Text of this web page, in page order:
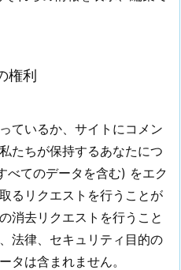
権利
ているか、サイトにコメン
たちが保持するあなたにつ
べてのデータを含む) をエク
るリクエストを行うことが
消去リクエストを行うこと
法律、セキュリティ目的の
タは含まれません。